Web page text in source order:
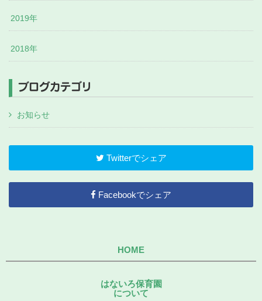
2019年
2018年
ブログカテゴリ
お知らせ
Twitterでシェア
Facebookでシェア
HOME
はないろ保育園
について